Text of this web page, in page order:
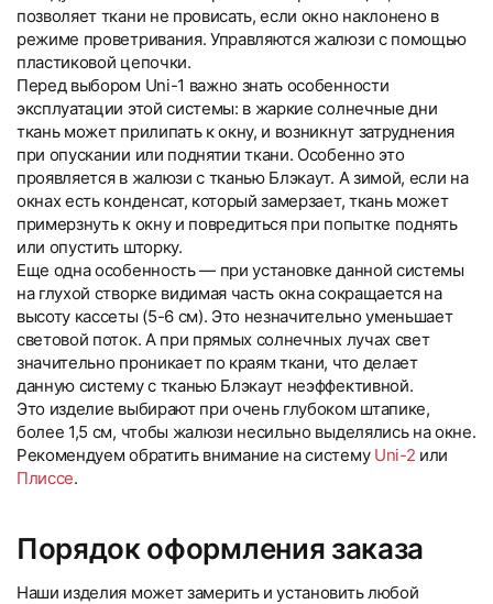
позволяет ткани не провисать, если окно наклонено в
режиме проветривания. Управляются жалюзи с помощью
пластиковой цепочки.
Перед выбором Uni-1 важно знать особенности
эксплуатации этой системы: в жаркие солнечные дни
ткань может прилипать к окну, и возникнут затруднения
при опускании или поднятии ткани. Особенно это
проявляется в жалюзи с тканью Блэкаут. А зимой, если на
окнах есть конденсат, который замерзает, ткань может
примерзнуть к окну и повредиться при попытке поднять
или опустить шторку.
Еще одна особенность — при установке данной системы
на глухой створке видимая часть окна сокращается на
высоту кассеты (5-6 см). Это незначительно уменьшает
световой поток. А при прямых солнечных лучах свет
значительно проникает по краям ткани, что делает
данную систему с тканью Блэкаут неэффективной.
Это изделие выбирают при очень глубоком штапике,
более 1,5 см, чтобы жалюзи несильно выделялись на окне.
Рекомендуем обратить внимание на систему Uni-2 или
Плиссе.
Порядок оформления заказа
Наши изделия может замерить и установить любой